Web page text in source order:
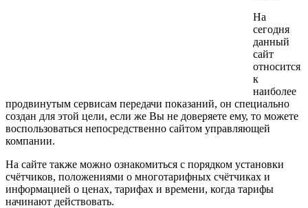
На
сегодня
данный
сайт
относится
к
наиболее
продвинутым сервисам передачи показаний, он специально
создан для этой цели, если же Вы не доверяете ему, то можете
воспользоваться непосредственно сайтом управляющей
компании.
На сайте также можно ознакомиться с порядком установки
счётчиков, положениями о многотарифных счётчиках и
информацией о ценах, тарифах и времени, когда тарифы
начинают действовать.